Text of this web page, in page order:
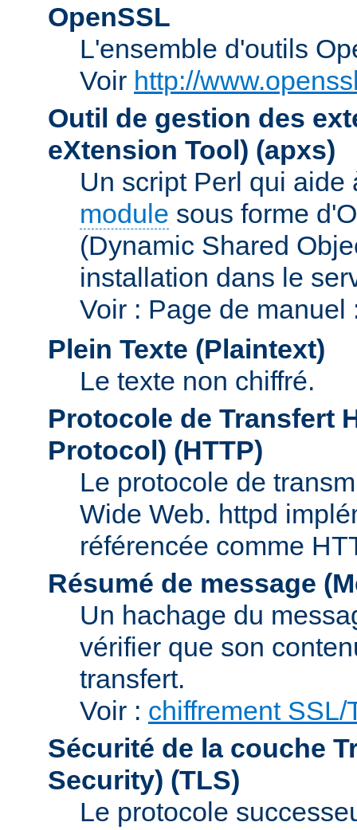
OpenSSL
L'ensemble d'outils
Voir http://
Outil de gestion des
eXtension Tool) (apxs)
Un script Perl qui
module sous forme
(Dynamic Shared
installation dans le
Voir : Page de
Plein Texte (Plaintext)
Le texte non chiffré.
Protocole de Transfert
Protocol) (HTTP)
Le protocole de
Wide Web. httpd
référencée comme
Résumé de message
Un hachage du
vérifier que son
transfert.
Voir : chiffrement SSL/
Sécurité de la couche
Security) (TLS)
Le protocole